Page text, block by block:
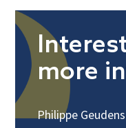
more
Philippe Geudens